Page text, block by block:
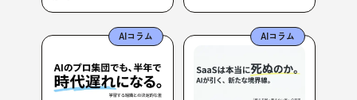
AIコラム AIコラム